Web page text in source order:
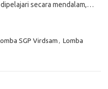
secara mendalam,…
SGP Virdsam , Lomba